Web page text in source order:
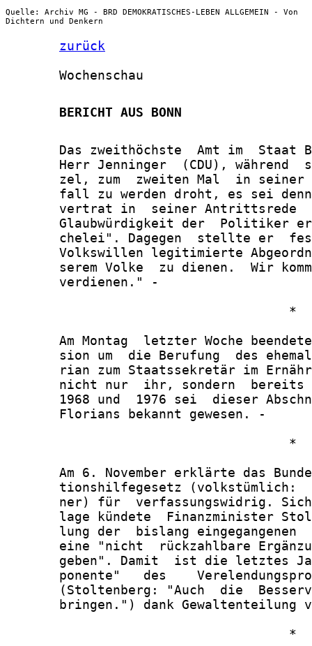
Quelle: Archiv MG - BRD DEMOKRATISCHES-LEBEN ALLGEMEIN - Von
Dichtern und Denkern
zurück
       Wochenschau
       BERICHT AUS BONN
Das zweithöchste  Amt im  Staat
Herr Jenninger  (CDU), während
zel, zum  zweiten Mal  in
fall zu werden droht, es sei
vertrat in  seiner Antrittsrede
Glaubwürdigkeit der  Politiker
chelei". Dagegen  stellte er
Volkswillen legitimierte
serem Volke  zu dienen.  Wir
       verdienen." -
                                     *
Am Montag  letzter Woche
sion um  die Berufung  des
rian zum Staatssekretär im
nicht nur  ihr, sondern
1968 und  1976 sei  dieser
       Florians bekannt gewesen. -
                                     *
Am 6. November erklärte das
tionshilfegesetz (volkstümlich:
ner) für  verfassungswidrig.
lage kündete  Finanzminister
lung der  bislang eingegangenen
eine "nicht  rückzahlbare
geben". Damit  ist die letztes
ponente"   des
(Stoltenberg: "Auch  die
bringen.") dank Gewaltenteilung
                                     *